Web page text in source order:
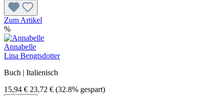
Zum Artikel
%
Annabelle
Lina Bengtsdotter
Buch | Italienisch
15,94 € 23,72 € (32.8% gespart)